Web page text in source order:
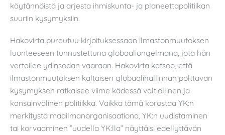
käytännöistä ja arjesta ihmiskunta- ja planeettapolitiikan
suuriin kysymyksiin.
Hakovirta pureutuu kirjoituksessaan ilmastonmuutoksen
luonteeseen tunnustettuna globaaliongelmana, jota hän
vertailee ydinsodan vaaraan. Hakovirta katsoo, että
ilmastonmuutoksen kaltaisen globaalihallinnan polttavan
kysymyksen ratkaisee viime kädessä valtiollinen ja
kansainvälinen politiikka. Vaikka tämä korostaa YK:n
merkitystä maailmanorganisaationa, YK:n uudistaminen
tai korvaaminen ”uudella YK:lla” näyttäisi edellyttävän